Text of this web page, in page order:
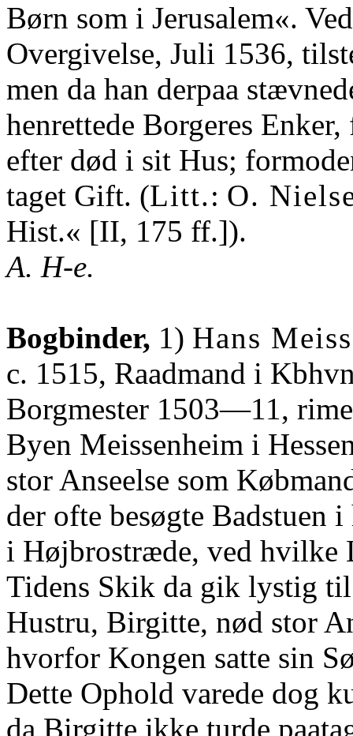
Børn som i Jerusalem«.
Overgivelse, Juli 1536,
men da han derpaa
henrettede Borgeres
efter død i sit Hus;
taget Gift. (Litt.: O.
Hist.« [II, 175 ff.]).
A. H-e.
Bogbinder, 1) Hans
c. 1515, Raadmand i
Borgmester 1503—11,
Byen Meissenheim i
stor Anseelse som
der ofte besøgte Badstuen i
i Højbrostræde, ved hvilke
Tidens Skik da gik lystig
Hustru, Birgitte, nød stor
hvorfor Kongen satte sin
Dette Ophold varede dog
da Birgitte ikke turde